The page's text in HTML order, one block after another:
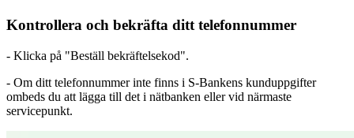
Kontrollera och bekräfta ditt telefonnummer
- Klicka på "Beställ bekräftelsekod".
- Om ditt telefonnummer inte finns i S-Bankens kunduppgifter
ombeds du att lägga till det i nätbanken eller vid närmaste
servicepunkt.